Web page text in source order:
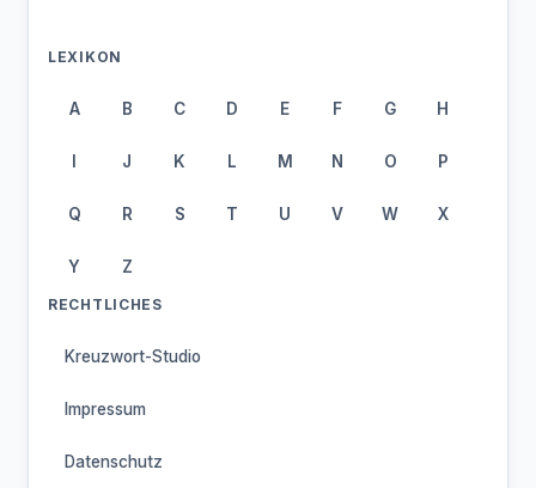
LEXIKON
A B C D E F G H
I J K L M N O P
Q R S T U V W X
Y Z
RECHTLICHES
Kreuzwort-Studio
Impressum
Datenschutz